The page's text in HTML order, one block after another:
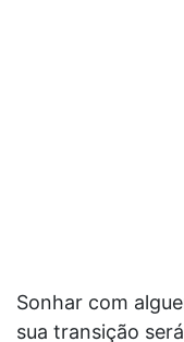
Sonhar com
sua transição